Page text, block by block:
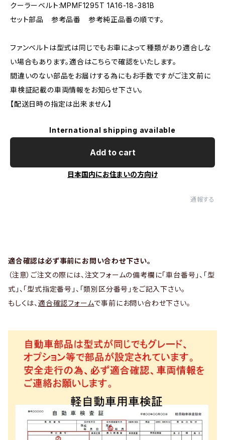
クーラーベルト:MPMF1295T 1A16-18-381B
セット部品 参考品番 参考純正品番の順です。
ファンベルトは型式は同じでもお車によって種類があり適合しな
い場合もあります。適合はこちらで確認をいたします。
間違いのない部品をお届けする為にもお手数ですがご注文前に
車検証記載の車両情報をお知らせ下さい。
【配送日時の指定は出来ません】
International shipping available
Add to cart
日本国内にお住まいの方向け
通報する
適合確認は必ず事前にお問い合わせ下さい。
（注意）ご注文の際には、注文フォームの備考欄に「車台番号」、「型
式」、「型式指定番号」、「類別区分番号」をご記入下さい。
もしくは、 適合確認フォームで事前にお問い合わせ下さい。